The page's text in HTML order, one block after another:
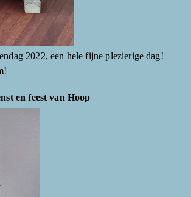
2022, een hele fijne plezierige dag!
en feest van Hoop